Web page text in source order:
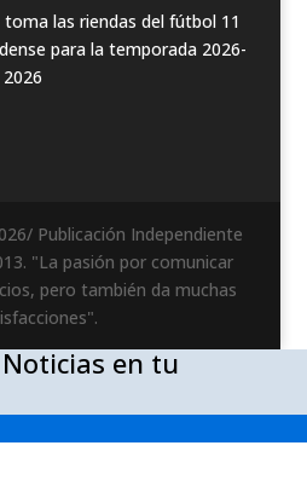
las riendas del fútbol 11
para la temporada 2026-
Publicación Independiente
"La pasión por comunicar
pero también da muchas
en tu